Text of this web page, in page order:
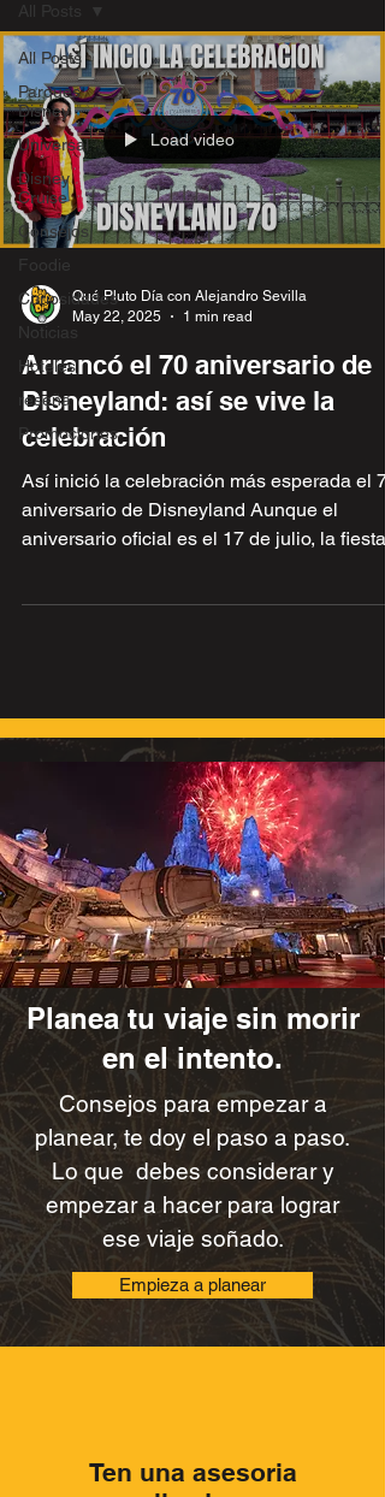
All Posts
Parques
Disney
Universal
Disney
Cruise
Consejos
Foodie
Curiosidades
Noticias
Hoteles
reseña
Promociones
All Posts
Load video
Qué Pluto Día con Alejandro Sevilla
May 22, 2025
1 min read
Arrancó el 70 aniversario de
Disneyland: así se vive la
celebración
Así inició la celebración más esperada el
aniversario de Disneyland Aunque el
aniversario oficial es el 17 de julio, la fiesta
Planea tu viaje sin morir
en el intento.
Consejos para empezar a
planear, te doy el paso a paso.
Lo que debes considerar y
empezar a hacer para lograr
ese viaje soñado.​
Empieza a planear
Ten una asesoria